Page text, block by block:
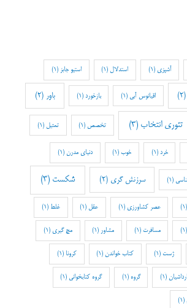
آشپزی (1) استدلال (1) استیو جابز (1)
(2) اقیانوس آبی (1) بازخورد (1) باور (2)
تئوری انتخاب (3) تخصص (1) تمثیل (1)
خرد (1) خوب(1) دنیای مدرن (1)
(1) سرزنش گری (2) شکست (3)
(1) عصر کشاورزی (1) عقل (1) غلط (1)
(1) مسافرت (1) مشاور (1) مچ گیری (1)
ژست (1) کتاب خواندن (1) کرونا (1)
(1) گروه (1) گروه کتابخوانی (1)
(1)